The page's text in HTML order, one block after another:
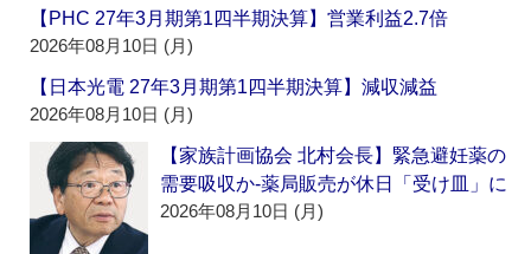
【PHC 27年3月期第1四半期決算】営業利益2.7倍
2026年08月10日 (月)
【日本光電 27年3月期第1四半期決算】減収減益
2026年08月10日 (月)
【家族計画協会 北村会長】緊急避妊薬の
需要吸収か‐薬局販売が休日「受け皿」に
2026年08月10日 (月)